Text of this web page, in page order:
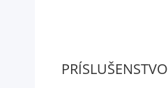
PRÍSLUŠENSTVO